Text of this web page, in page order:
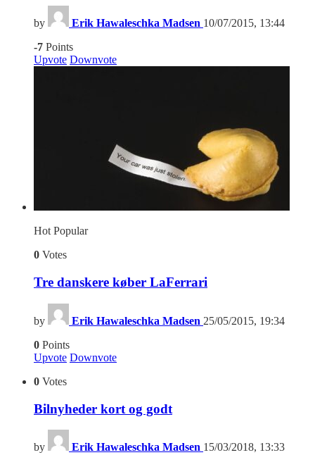
by Erik Hawaleschka Madsen 10/07/2015, 13:44
-7 Points
Upvote Downvote
HotPopular
0 Votes
Tre danskere køber LaFerrari
by Erik Hawaleschka Madsen 25/05/2015, 19:34
0 Points
Upvote Downvote
0 Votes
Bilnyheder kort og godt
by Erik Hawaleschka Madsen 15/03/2018, 13:33